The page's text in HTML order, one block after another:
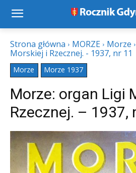
Strona główna MORZE Morze
Morskiej i Rzecznej. - 1937, nr 11
Morze Morze 1937
Morze: organ Ligi
Rzecznej. – 1937,